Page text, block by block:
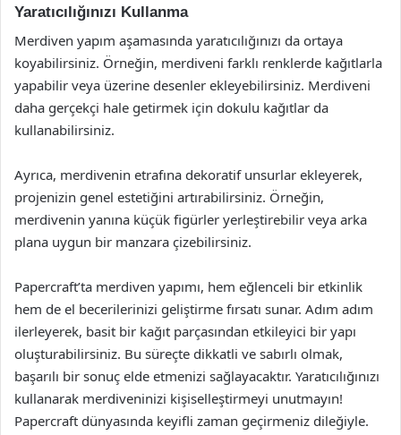
Yaratıcılığınızı Kullanma
Merdiven yapım aşamasında yaratıcılığınızı da ortaya
koyabilirsiniz. Örneğin, merdiveni farklı renklerde kağıtlarla
yapabilir veya üzerine desenler ekleyebilirsiniz. Merdiveni
daha gerçekçi hale getirmek için dokulu kağıtlar da
kullanabilirsiniz.
Ayrıca, merdivenin etrafına dekoratif unsurlar ekleyerek,
projenizin genel estetiğini artırabilirsiniz. Örneğin,
merdivenin yanına küçük figürler yerleştirebilir veya arka
plana uygun bir manzara çizebilirsiniz.
Papercraft’ta merdiven yapımı, hem eğlenceli bir etkinlik
hem de el becerilerinizi geliştirme fırsatı sunar. Adım adım
ilerleyerek, basit bir kağıt parçasından etkileyici bir yapı
oluşturabilirsiniz. Bu süreçte dikkatli ve sabırlı olmak,
başarılı bir sonuç elde etmenizi sağlayacaktır. Yaratıcılığınızı
kullanarak merdiveninizi kişiselleştirmeyi unutmayın!
Papercraft dünyasında keyifli zaman geçirmeniz dileğiyle.